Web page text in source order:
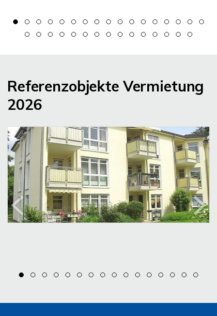
Referenzobjekte Vermietung
2026